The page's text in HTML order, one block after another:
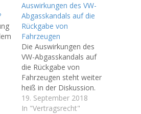
Auswirkungen des VW-
Abgasskandals auf die
Rückgabe von
Fahrzeugen
Die Auswirkungen des
VW-Abgasskandals auf
die Rückgabe von
Fahrzeugen steht weiter
heiß in der Diskussion.
„Kleine Entscheidung,
große Auswirkungen“! In
19. September 2018
In "Vertragsrecht"